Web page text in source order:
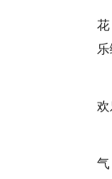
花
乐
欢
气